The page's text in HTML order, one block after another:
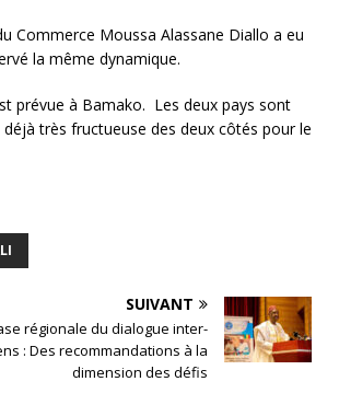
Commerce Moussa Alassane Diallo a eu
la même dynamique.
prévue à Bamako. Les deux pays sont
très fructueuse des deux côtés pour le
SUIVANT
régionale du dialogue inter-
: Des recommandations à la
dimension des défis